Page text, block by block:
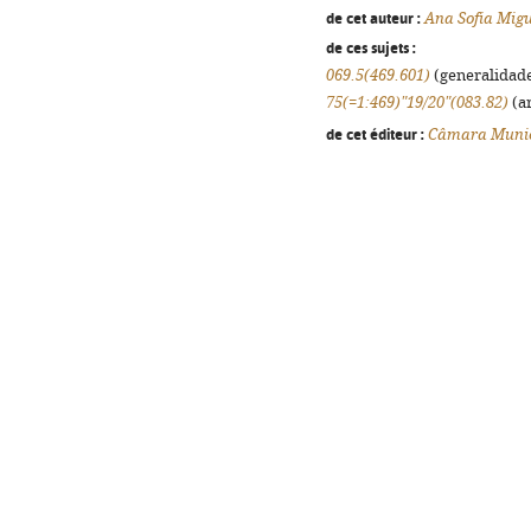
de cet auteur : Ana Sofia
de ces sujets :
069.5(469.601)
75(=1:469)"19/20"(083.82)
de cet éditeur : Câmara